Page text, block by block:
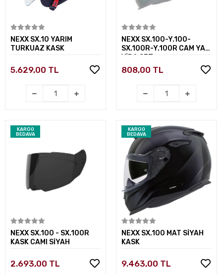
Sepete Ekle
NEXX SX.10 YARIM
TURKUAZ KASK
5.629,00 TL
Sepete Ekle
NEXX SX.100-Y.100-
SX.100R-Y.100R CAM YAN
VİDA SET
808,00 TL
KARGO
BEDAVA
Sepete Ekle
NEXX SX.100 - SX.100R
KASK CAMI SİYAH
2.693,00 TL
KARGO
BEDAVA
Sepete Ekle
NEXX SX.100 MAT SİYAH
KASK
9.463,00 TL